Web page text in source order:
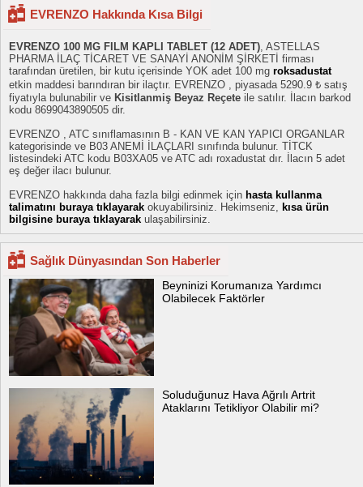
EVRENZO Hakkında Kısa Bilgi
EVRENZO 100 MG FILM KAPLI TABLET (12 ADET), ASTELLAS
PHARMA İLAÇ TİCARET VE SANAYİ ANONİM ŞİRKETİ firması
tarafından üretilen, bir kutu içerisinde YOK adet 100 mg roksadustat
etkin maddesi barındıran bir ilaçtır. EVRENZO , piyasada 5290.9 ₺ satış
fiyatıyla bulunabilir ve Kisitlanmiş Beyaz Reçete ile satılır. İlacın barkod
kodu 8699043890505 dir.
EVRENZO , ATC sınıflamasının B - KAN VE KAN YAPICI ORGANLAR
kategorisinde ve B03 ANEMİ İLAÇLARI sınıfında bulunur. TİTCK
listesindeki ATC kodu B03XA05 ve ATC adı roxadustat dır. İlacın 5 adet
eş değer ilacı bulunur.
EVRENZO hakkında daha fazla bilgi edinmek için hasta kullanma
talimatını buraya tıklayarak okuyabilirsiniz. Hekimseniz, kısa ürün
bilgisine buraya tıklayarak ulaşabilirsiniz.
Sağlık Dünyasından Son Haberler
Beyninizi Korumanıza Yardımcı
Olabilecek Faktörler
Soluduğunuz Hava Ağrılı Artrit
Ataklarını Tetikliyor Olabilir mi?